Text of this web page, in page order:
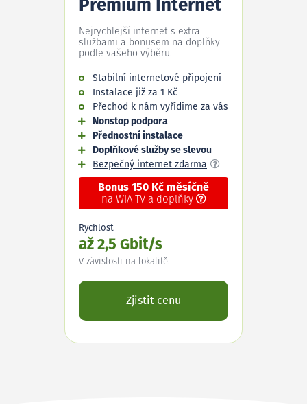
Premium Internet
Nejrychlejší internet s extra
službami a bonusem na doplňky
podle vašeho výběru.
Stabilní internetové připojení
Instalace již za 1 Kč
Přechod k nám vyřídíme za vás
Nonstop podpora
Přednostní instalace
Doplňkové služby se slevou
Bezpečný internet zdarma
Bonus 150 Kč měsíčně
na WIA TV a doplňky
Rychlost
až 2,5 Gbit/s
V závislosti na lokalitě.
Zjistit cenu